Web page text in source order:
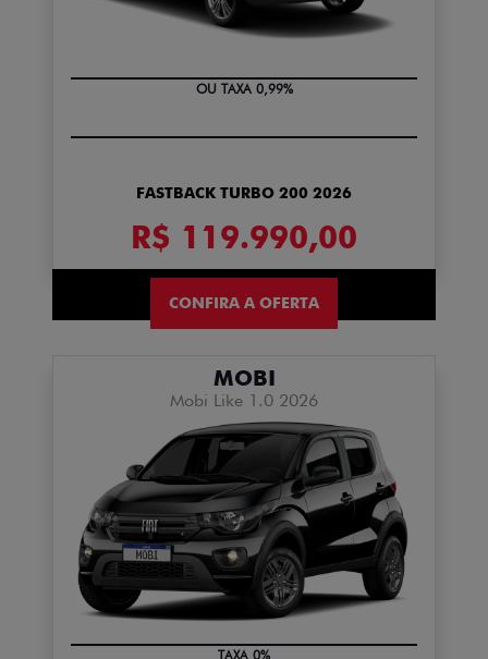
OU TAXA 0,99%
FASTBACK TURBO 200 2026
R$ 119.990,00
CONFIRA A OFERTA
MOBI
Mobi Like 1.0 2026
TAXA 0%